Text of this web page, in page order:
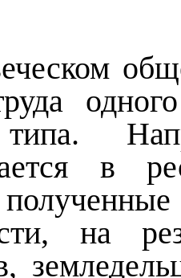
типа.
в
на